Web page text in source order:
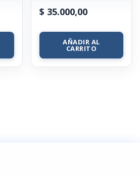
$ 35.000,00
AÑADIR AL
CARRITO